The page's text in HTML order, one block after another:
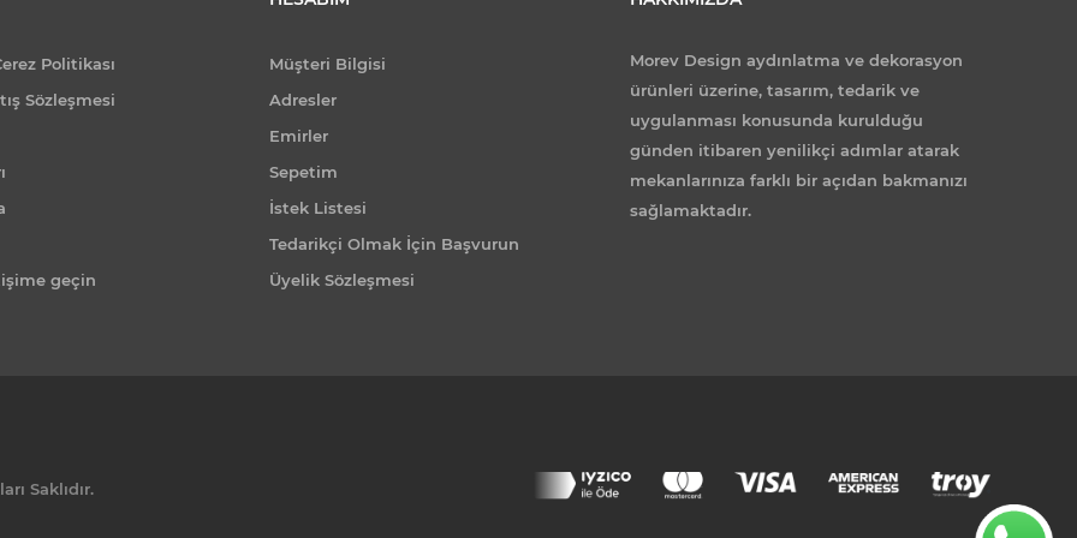
Politikası
Sözleşmesi
geçin
Müşteri Bilgisi
Adresler
Emirler
Sepetim
İstek Listesi
Tedarikçi Olmak İçin Başvurun
Üyelik Sözleşmesi
Morev Design aydınlatma ve dekorasyon
ürünleri üzerine, tasarım, tedarik ve
uygulanması konusunda kurulduğu
günden itibaren yenilikçi adımlar atarak
mekanlarınıza farklı bir açıdan bakmanızı
sağlamaktadır.
Saklıdır.